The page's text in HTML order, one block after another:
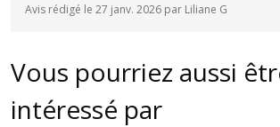
Avis rédigé le 27 janv. 2026 par Liliane G
Vous pourriez aussi
intéressé par